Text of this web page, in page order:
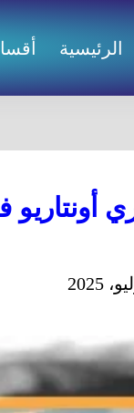
الرئيسية